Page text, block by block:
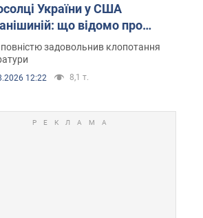
України у США
що відомо про
задовольнив клопотання
12:22 8,1 т.